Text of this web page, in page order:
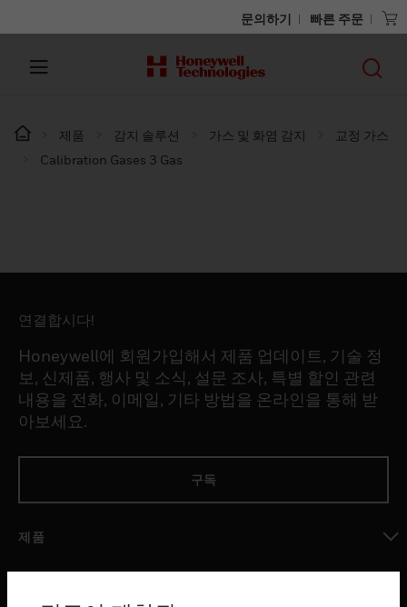
문의하기 빠른 주문
제품 감지 솔루션 가스 및 화염 감지
교정 가스
Calibration Gases 3 Gas
연결합시다!
Honeywell에 회원가입해서 제품 업데이트, 기술 정
보, 신제품, 행사 및 소식, 설문 조사, 특별 할인 관련
내용을 전화, 이메일, 기타 방법을 온라인을 통해 받
아보세요.
구독
제품
toggle view